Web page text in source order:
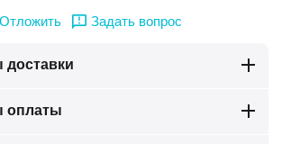
Отложить Задать вопрос
доставки
оплаты